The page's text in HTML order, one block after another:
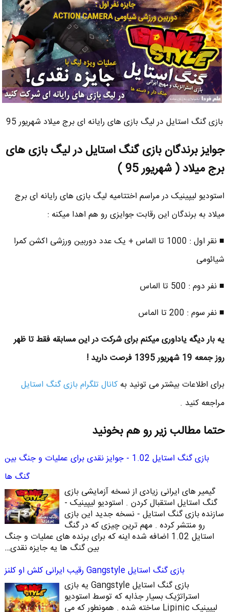
بازی گنگ استایل در لیگ بازی های رایانه ای برج میلاد شهریور 95
جوایز برندگان بازی گنگ استایل در لیگ بازی های
برج میلاد ( شهریور 95 )
استودیو لیپینیک در مراسم اختتامیه لیگ بازی های رایانه ای برج
میلاد به برندگان این رقابت جوایزی رو هم اهدا میکنه :
■ نقر اول : 1000 تا الماس + یک عدد دوربین ورزشی اکشن کمرا
شیائومی
■ نفر دوم : 500 تا الماس
■ نفر سوم : 200 تا الماس
یه بار دیگه یاداوری میکنم برای شرکت در این مسابقه فقط تا ظهر
روز جمعه 19 شهریور 1395 فرصت دارید !
برای اطلاعات بیشتر می تونید به کانال تلگرام بازی گنگ استایل
مراجعه کنید .
حتما مطالب زیر رو هم بخونید
بازی گنگ استایل 1.02 - جوایز نقدی برای عملیات و جنگ بین
گنگ ها
گیمیر های ایرانی زیادی از نسخه آزمایشی بازی
گنگ استایل استقبال کردن . استودیو لیپینیک -
سازنده بازی گنگ استایل - نسخه جدید این بازی
رو منتشر کرده . مهم ترین چیزی که در گنگ
استایل 1.02 اضافه شده اینه که برای برنده های عملیات و جنگ
بین گنگ ها یه جایزه نقدی…
بازی گنگ استایل Gangstyle رقیب ایرانی کلش او کلنز
بازی گنگ استایل Gangstyle یه بازی
استراتژیک بسیار جذابه که توسط استودیو
لیپینیک Lipinic ساخته شده . همونطور که می